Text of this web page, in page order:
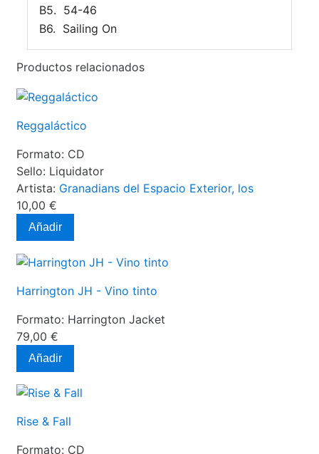
B5. 54-46
B6. Sailing On
Productos relacionados
Reggaláctico
Formato: CD
Sello: Liquidator
Artista: Granadians del Espacio Exterior, los
10,00 €
Añadir
Harrington JH - Vino tinto
Formato: Harrington Jacket
79,00 €
Añadir
Rise & Fall
Formato: CD